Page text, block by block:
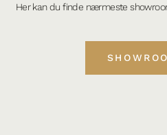
Her kan du finde nærmeste